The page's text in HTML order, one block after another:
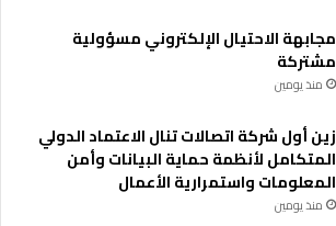
مجابهة الاحتيال الإلكتروني مسؤولية
مشتركة
منذ يومين
زين أول شركة اتصالات تنال الاعتماد الدولي
المتكامل لأنظمة حماية البيانات وأمن
المعلومات واستمرارية الأعمال
منذ يومين